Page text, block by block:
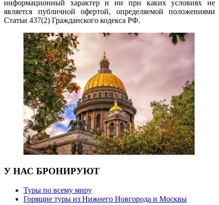
информационный характер и ни при каких условиях не
является публичной офертой, определяемой положениями
Статьи 437(2) Гражданского кодекса РФ.
У НАС БРОНИРУЮТ
Туры по всему миру
Горящие туры из Нижнего Новгорода и Москвы